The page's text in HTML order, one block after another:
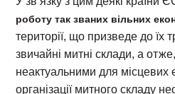
роботу так званих вільних
території, що призведе до їх
звичайні митні склади, а
неактуальними для місцевих
організації митного складу